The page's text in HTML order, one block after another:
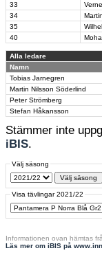
33
34
35
40
Alla ledare
Namn
Tobias Jarnegren
Martin Nilsson Söderlind
Peter Strömberg
Stefan Håkansson
Stämmer inte
iBIS.
Välj säsong
Visa tävlingar 2021/22
Informationen ovan hämtas
Läs mer om iBIS på